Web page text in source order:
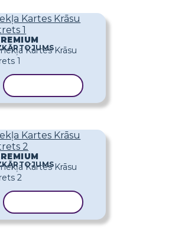
Kartes Krāsu
1
Kartes Krāsu
2